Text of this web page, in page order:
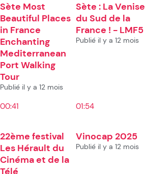
Sète Most
Beautiful Places
in France
Enchanting
Mediterranean
Port Walking
Tour
Publié il y a 12 mois
Sète : La Venise
du Sud de la
France ! - LMF5
Publié il y a 12 mois
00:41
22ème festival
Les Hérault du
Cinéma et de la
Télé
01:54
Vinocap 2025
Publié il y a 12 mois